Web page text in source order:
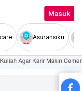
Masuk
Asuransiku
Agar Karir Makin